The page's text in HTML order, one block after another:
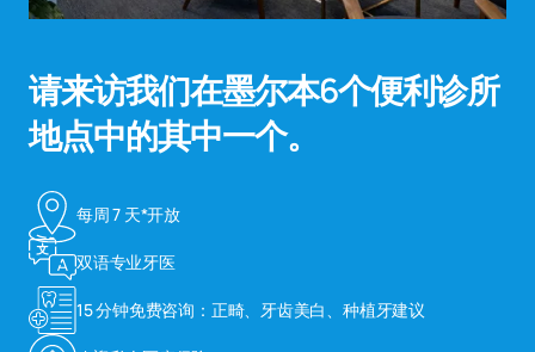
请来访我们在墨尔本6个便利诊所
地点中的其中一个。
每周 7 天*开放
双语专业牙医
15 分钟免费咨询：正畸、牙齿美白、种植牙建议